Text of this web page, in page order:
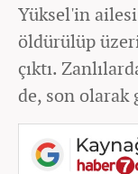
Yüksel'in
öldürülüp
çıktı.
de, son olarak